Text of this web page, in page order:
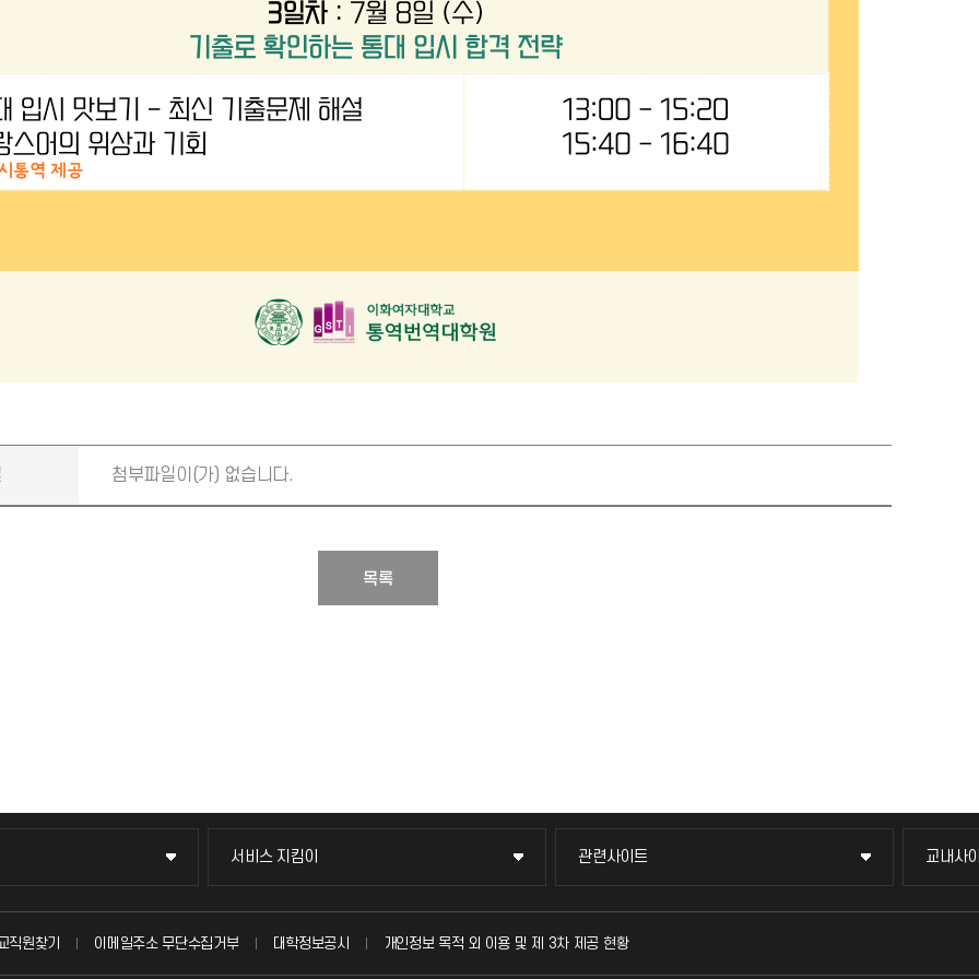
첨부파일이(가) 없습니다.
목록
서비스 지킴이
서비스 지킴이
묻고 답하기
관련사이트
관련사이트
국방헬프콜
교내사
교내사
교수회
직원찾기 이메일주소 무단수집거부 대학정보공시 개인정보 목적 외 이용 및 제 3차 제공 현황